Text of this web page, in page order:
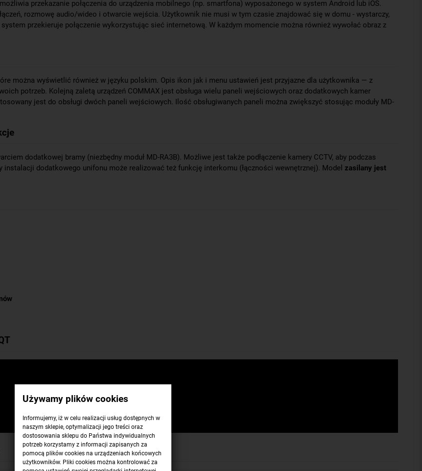
przekazanie połączenia do urządzenia mobilnego (np. smartfona) wyposażonego w system Android lub iOS.
rozmowę audio/wideo i otwarcie wejścia. Użytkownik nie musi w tym czasie znajdować się w domu - wystarczy,
przekieruje połączenie wykorzystując sieć internetową. W każdym momencie można również wywołać obraz z
można wyświetlić również w języku polskim. Opis ikon jak i menu ustawień jest przyjazne dla użytkownika — z
potrzeb. Kolejną zaletą urządzeń COMMAX jest obsługa wielu paneli wejściowych oraz dodatkowych kamer
jest do obsługi dwóch paneli wejściowych. Ilość obsługiwanych paneli można zwiększyć stosując moduły MD-
dodatkowej bramy (niezbędny moduł MD-RA3B). Możliwe jest także podłączenie kamery CCTV, aby podczas
dodatkowego unifonu może realizować też funkcję interkomu (łączności wewnętrznej). Model zasilany jest
Używamy plików cookies
Informujemy, iż w celu realizacji usług dostępnych w
naszym sklepie, optymalizacji jego treści oraz
dostosowania sklepu do Państwa indywidualnych
potrzeb korzystamy z informacji zapisanych za
pomocą plików cookies na urządzeniach końcowych
użytkowników. Pliki cookies można kontrolować za